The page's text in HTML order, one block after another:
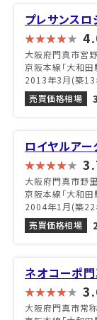
プレサンス
大阪府門真市宮
京阪本線「大和田
2013年3月(築13
売買価格相場
ロイヤルア
大阪府門真市野
京阪本線「大和田
2004年1月(築22
売買価格相場
ネオコーポ
大阪府門真市常